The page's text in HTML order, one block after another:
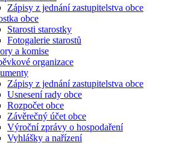
Zápisy z jednání zastupitelstva obce
obce
Starosti starostky
Fotogalerie starostů
a komise
organizace
Zápisy z jednání zastupitelstva obce
Usnesení rady obce
Rozpočet obce
Závěrečný účet obce
Výroční zprávy o hospodaření
Vyhlášky a nařízení